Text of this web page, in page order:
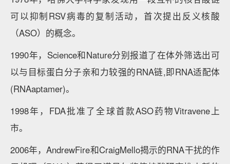
可以抑制RSV病毒的复制活动，首次提出反义核酸
（ASO）的概念。
1990年，Science和Nature分别报道了在体外筛选出可
以与目标蛋白分子亲和力较强的RNA链,即RNA适配体
(RNAaptamer)。
1998年，FDA批准了全球首款ASO药物Vitravene上
市。
2006年，AndrewFire和CraigMello揭示的RNA干扰的作